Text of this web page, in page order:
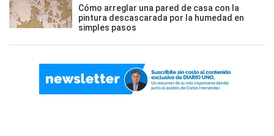
Cómo arreglar una pared de casa con la
pintura descascarada por la humedad en
simples pasos